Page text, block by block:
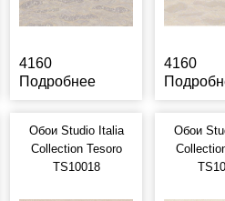
4160
Подробнее
4160
Обои Studio Italia
Collection Tesoro
TS10018
Обои